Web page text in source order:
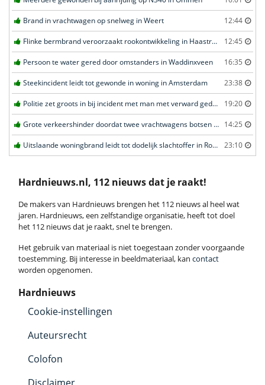
Brand in vrachtwagen op snelweg in Weert 12:44
Flinke bermbrand veroorzaakt rookontwikkeling in Haastrecht 12:45
Persoon te water gered door omstanders in Waddinxveen 16:35
Steekincident leidt tot gewonde in woning in Amsterdam 23:38
Politie zet groots in bij incident met man met verward gedrag in Leeuwarden 19:20
Grote verkeershinder doordat twee vrachtwagens botsen tunnel in Zwijndrecht 14:25
Uitslaande woningbrand leidt tot dodelijk slachtoffer in Rotterdam 23:10
Hardnieuws.nl, 112 nieuws dat je raakt!
De makers van Hardnieuws brengen het 112 nieuws al heel wat
jaren. Hardnieuws, een zelfstandige organisatie, heeft tot doel
het 112 nieuws dat je raakt, snel te brengen.
Het gebruik van materiaal is niet toegestaan zonder voorgaande
toestemming. Bij interesse in beeldmateriaal, kan contact
worden opgenomen.
Hardnieuws
Cookie-instellingen
Auteursrecht
Colofon